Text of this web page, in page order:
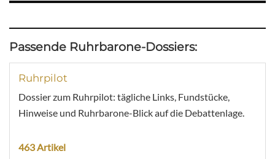
Passende Ruhrbarone-Dossiers:
Ruhrpilot
Dossier zum Ruhrpilot: tägliche Links, Fundstücke,
Hinweise und Ruhrbarone-Blick auf die Debattenlage.
463 Artikel